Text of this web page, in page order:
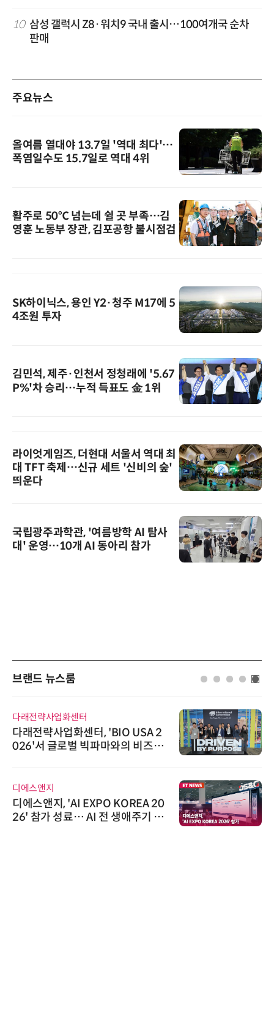
10 삼성 갤럭시 Z8·워치9 국내 출시…100여개국 순차
판매
주요뉴스
올여름 열대야 13.7일 '역대 최다'…
폭염일수도 15.7일로 역대 4위
활주로 50℃ 넘는데 쉴 곳 부족…김
영훈 노동부 장관, 김포공항 불시점검
SK하이닉스, 용인 Y2·청주 M17에 5
4조원 투자
김민석, 제주·인천서 정청래에 '5.67
P%'차 승리…누적 득표도 金 1위
라이엇게임즈, 더현대 서울서 역대 최
대 TFT 축제…신규 세트 '신비의 숲'
띄운다
국립광주과학관, '여름방학 AI 탐사
대' 운영…10개 AI 동아리 참가
브랜드 뉴스룸
다래전략사업화센터
다래전략사업화센터, 'BIO USA 2
026'서 글로벌 빅파마와의 비즈니
디에스앤지
디에스앤지, 'AI EXPO KOREA 20
26' 참가 성료… AI 전 생애주기 아